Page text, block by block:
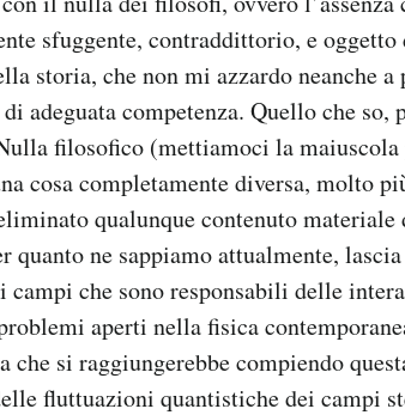
sfuggente, contraddittorio, e oggetto
storia, che non mi azzardo neanche a
adeguata competenza. Quello che so,
filosofico (mettiamoci la maiuscola
cosa completamente diversa, molto
qualunque contenuto materiale
quanto ne sappiamo attualmente, lascia
campi che sono responsabili delle
aperti nella fisica
che si raggiungerebbe compiendo
fluttuazioni quantistiche dei campi